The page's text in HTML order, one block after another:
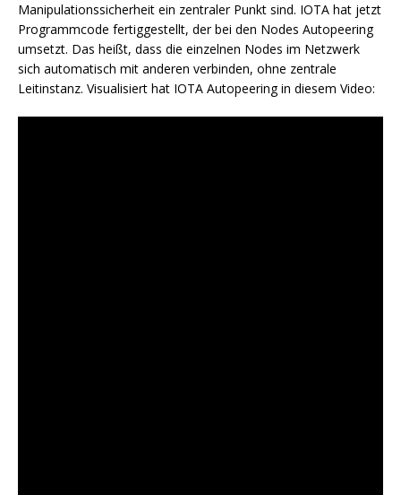
Manipulationssicherheit ein zentraler Punkt sind. IOTA hat jetzt
Programmcode fertiggestellt, der bei den Nodes Autopeering
umsetzt. Das heißt, dass die einzelnen Nodes im Netzwerk
sich automatisch mit anderen verbinden, ohne zentrale
Leitinstanz. Visualisiert hat IOTA Autopeering in diesem Video: